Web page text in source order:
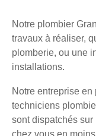
Notre plombier
travaux à réaliser,
plomberie, ou une
installations.
Notre entreprise
techniciens
sont dispatchés sur